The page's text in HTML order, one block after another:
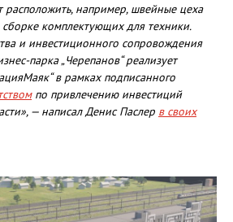
например, швейные цеха
комплектующих для техники.
и инвестиционного сопровождения
парка „Черепанов“ реализует
в рамках подписанного
по привлечению инвестиций
— написал Денис Паслер в своих